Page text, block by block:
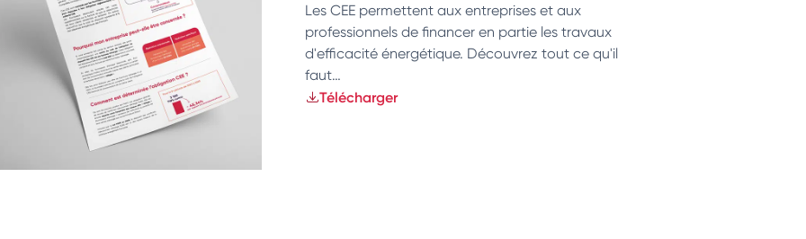
Les CEE permettent aux entreprises et aux
professionnels de financer en partie les travaux
d'efficacité énergétique. Découvrez tout ce qu'il
faut…
Télécharger